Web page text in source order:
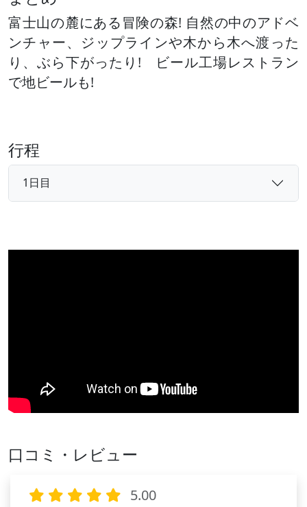
富士山の麓にある冒険の森! 自然の中のアドベ
ンチャー、ジップラインや木から木へ渡った
り、ぶら下がったり! ビール工場レストラン
で地ビールも!
行程
1日目
口コミ・レビュー
5.00